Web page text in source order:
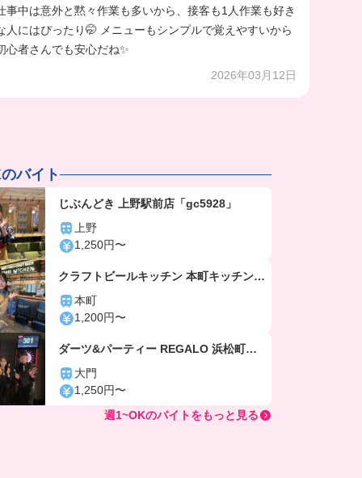
事中は意外と黙々作業も多いから、接客も1人作業も好き
人にはぴったり🤭 メニューもシンプルで覚えやすいから
心者さんでも安心だね✨
2026年03月12日
バイト
じぶんどき 上野駅前店「gc5928」
上野
1,250円〜
クラフトビールキッチン 本町キッチン
（大阪）「gc5806」
本町
1,200円〜
ダーツ&パーティー REGALO 浜松町駅
前店「gc6105」
大門
1,250円〜
週1~OKのバイトをもっと見る